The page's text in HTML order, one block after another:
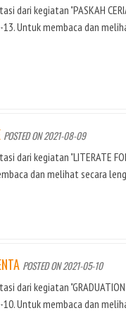
dari kegiatan "PASKAH
Untuk membaca dan
POSTED ON 2021-08-09
dari kegiatan "LITERATE
dan melihat secara
POSTED ON 2021-05-10
dari kegiatan
Untuk membaca dan